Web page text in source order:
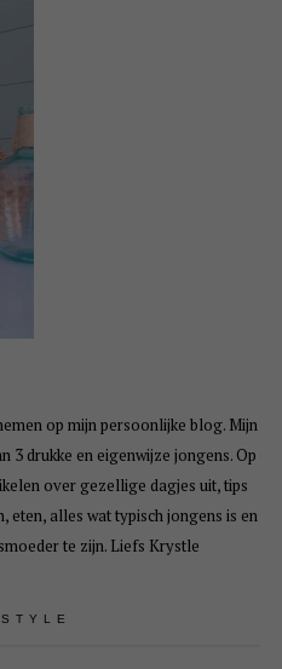
op mijn persoonlijke blog. Mijn
3 drukke en eigenwijze jongens. Op
over gezellige dagjes uit, tips
eten, alles wat typisch jongens is en
te zijn. Liefs Krystle